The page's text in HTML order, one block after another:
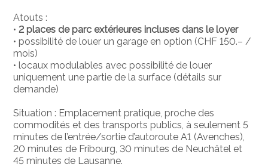
Atouts :
• 2 places de parc extérieures incluses dans le loyer
• possibilité de louer un garage en option (CHF 150.– /
mois)
• locaux modulables avec possibilité de louer
uniquement une partie de la surface (détails sur
demande)
Situation : Emplacement pratique, proche des
commodités et des transports publics, à seulement 5
minutes de l’entrée/sortie d’autoroute A1 (Avenches),
20 minutes de Fribourg, 30 minutes de Neuchâtel et
45 minutes de Lausanne.